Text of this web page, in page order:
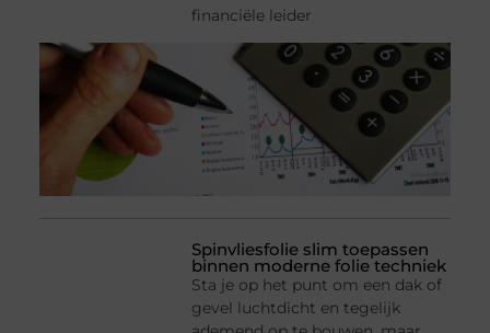
financiële leider
Spinvliesfolie slim toepassen
binnen moderne folie techniek
Sta je op het punt om een dak of
gevel luchtdicht en tegelijk